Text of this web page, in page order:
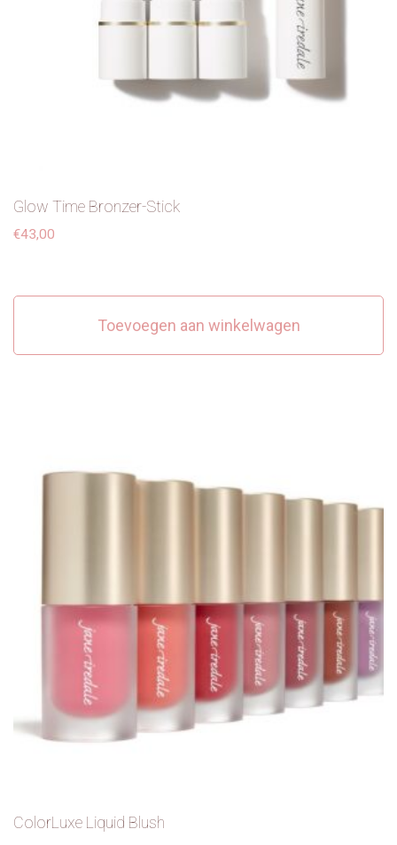
Glow Time Bronzer-Stick
€43,00
Toevoegen aan winkelwagen
ColorLuxe Liquid Blush